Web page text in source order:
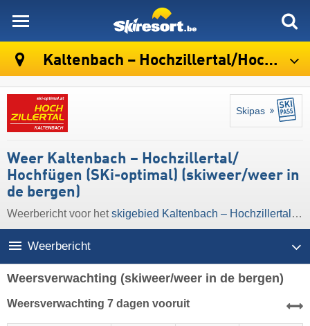
Kaltenbach – Hochzillertal/​Hochfügen (SKi-optimal)
Skipas
Weer Kaltenbach – Hochzillertal/​
Hochfügen (SKi-optimal) (skiweer/weer in
de bergen)
Weerbericht voor hetskigebied Kaltenbach – Hochzillertal/​Hochfügen (SKi-optimal)
Weerbericht
Weersverwachting (skiweer/weer in de bergen)
Weersverwachting 7 dagen vooruit